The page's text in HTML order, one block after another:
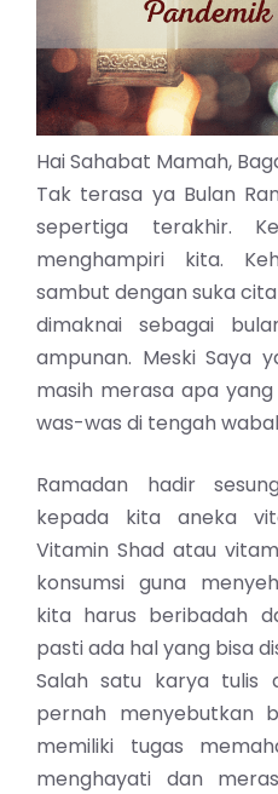
Hai Sahabat Mamah,
Tak terasa ya Bulan
sepertiga terakhir.
menghampiri kita.
sambut dengan suka
dimaknai sebagai
ampunan. Meski Saya
masih merasa apa
was-was di tengah
Ramadan hadir
kepada kita aneka
Vitamin Shad atau
konsumsi guna
kita harus beribadah
pasti ada hal yang bisa
Salah satu karya tulis
pernah menyebutkan
memiliki tugas
menghayati dan